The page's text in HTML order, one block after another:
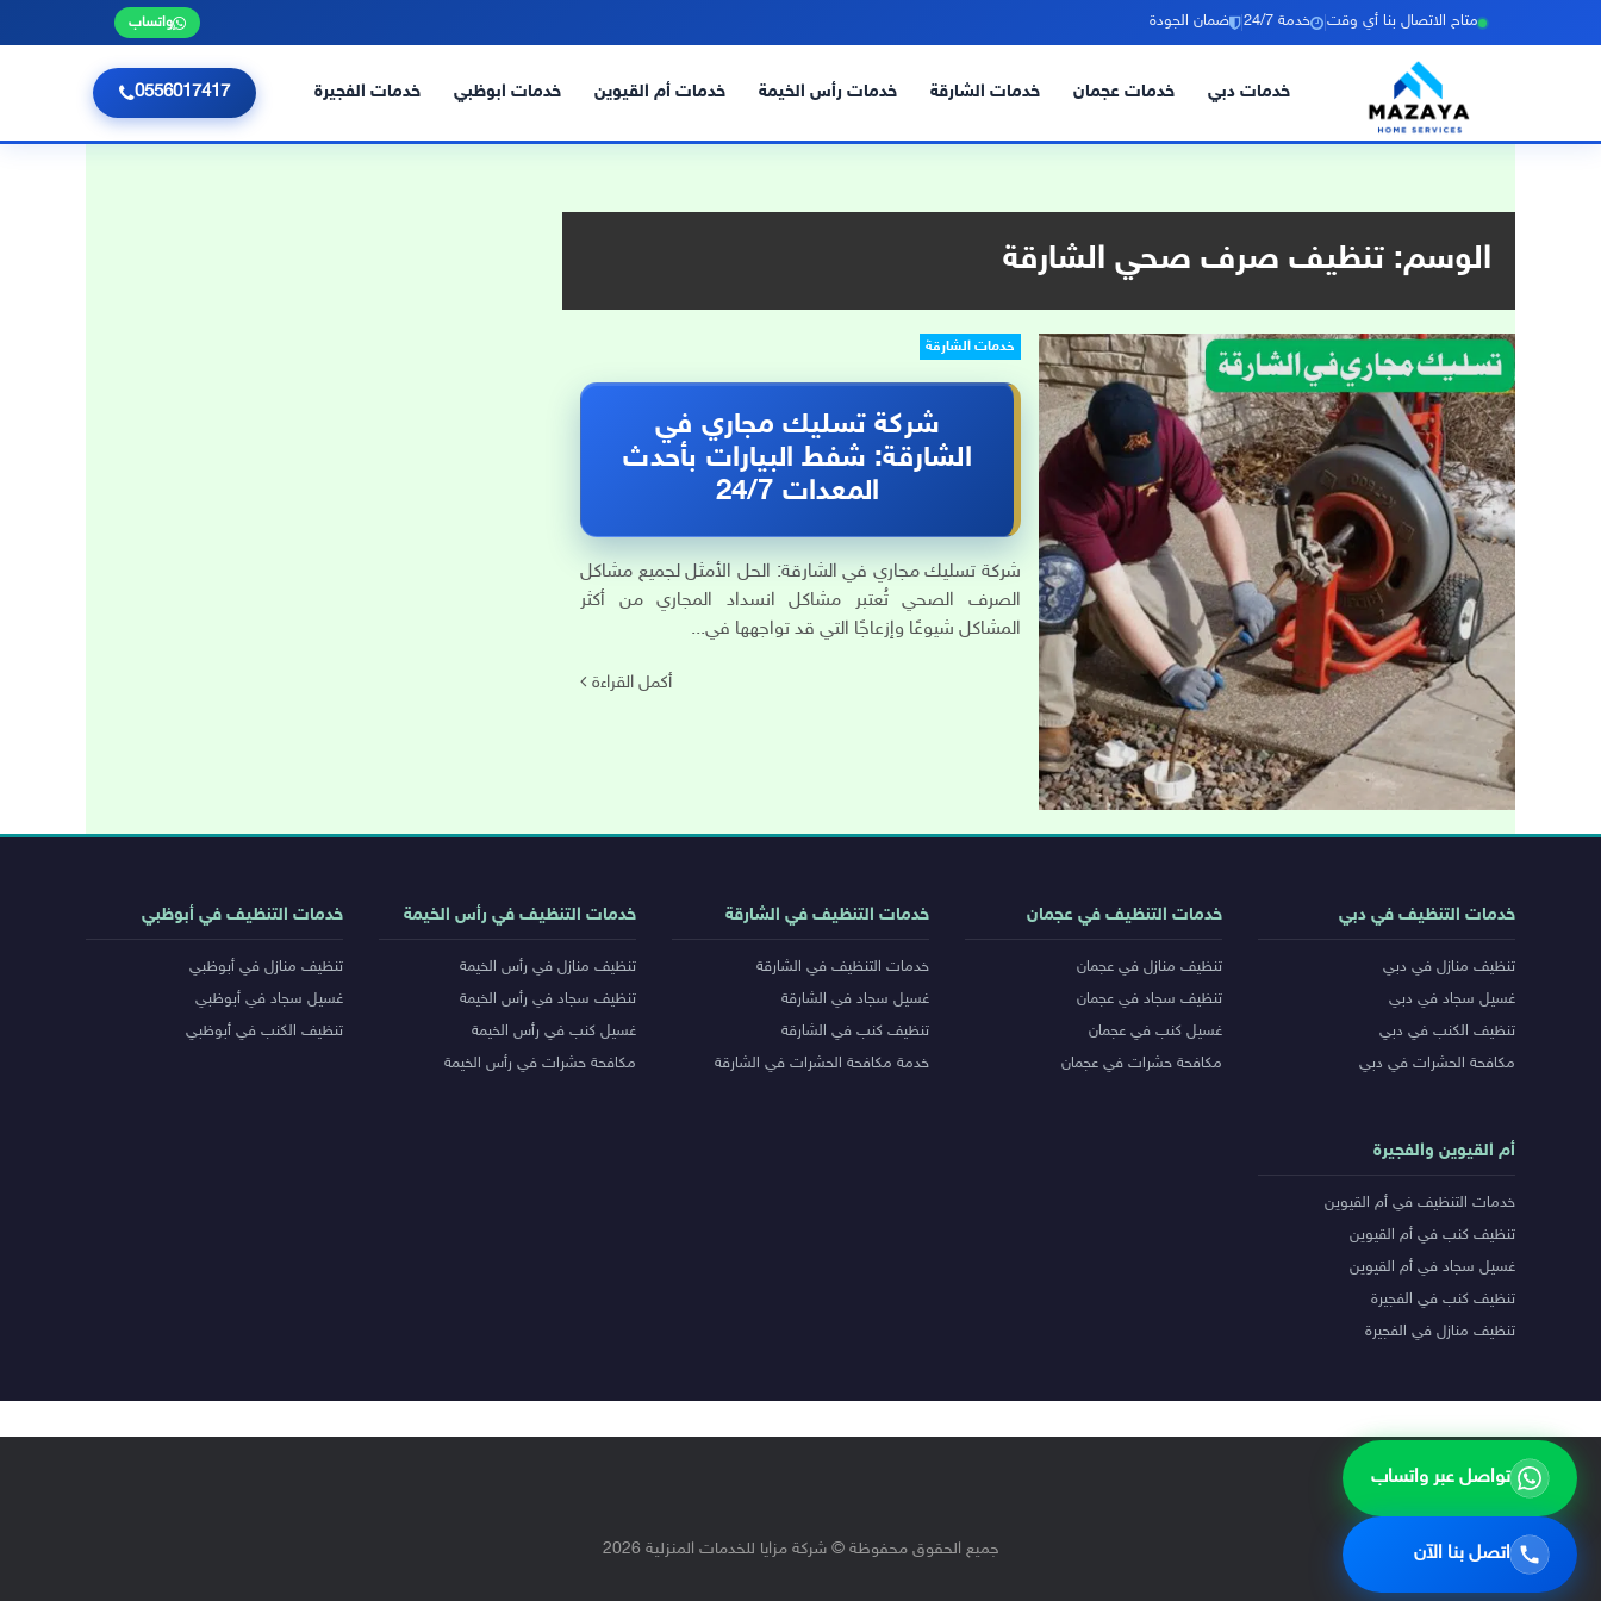
متاح الاتصال بنا أي وقت خدمة 24/7 | ضمان الجودة واتساب
خدمات دبي خدمات عجمان خدمات الشارقة خدمات رأس الخيمة خدمات أم القيوين خدمات ابوظبي خدمات الفجيرة 0556017417
الوسم: تنظيف صرف صحي الشارقة
خدمات الشارقة
شركة تسليك مجاري في
الشارقة: شفط البيارات بأحدث
المعدات 24/7
شركة تسليك مجاري في الشارقة: الحل الأمثل لجميع مشاكل
الصرف الصحي تُعتبر مشاكل انسداد المجاري من أكثر
المشاكل شيوعًا وإزعاجًا التي قد تواجهها في...
أكمل القراءة
روابط
المدن
خدمات التنظيف في دبي
تنظيف منازل في دبي
غسيل سجاد في دبي
تنظيف الكنب في دبي
مكافحة الحشرات في دبي
خدمات التنظيف في عجمان
تنظيف منازل في عجمان
تنظيف سجاد في عجمان
غسيل كنب في عجمان
مكافحة حشرات في عجمان
خدمات التنظيف في الشارقة
خدمات التنظيف في الشارقة
غسيل سجاد في الشارقة
تنظيف كنب في الشارقة
خدمة مكافحة الحشرات في الشارقة
خدمات التنظيف في رأس الخيمة
تنظيف منازل في رأس الخيمة
تنظيف سجاد في رأس الخيمة
غسيل كنب في رأس الخيمة
مكافحة حشرات في رأس الخيمة
خدمات التنظيف في أبوظبي
تنظيف منازل في أبوظبي
غسيل سجاد في أبوظبي
تنظيف الكنب في أبوظبي
أم القيوين والفجيرة
خدمات التنظيف في أم القيوين
تنظيف كنب في أم القيوين
غسيل سجاد في أم القيوين
تنظيف كنب في الفجيرة
تنظيف منازل في الفجيرة
جميع الحقوق محفوظة © شركة مزايا للخدمات المنزلية 2026
تواصل عبر واتساب
اتصل بنا الآن